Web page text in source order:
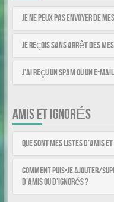
Je ne peux pas envoyer de
Je reçois sans arrêt des
J’ai reçu un spam ou un e-
AMIS ET IGNORÉS
Que sont mes listes d’amis
Comment puis-je ajouter/
d’amis ou d’ignorés ?